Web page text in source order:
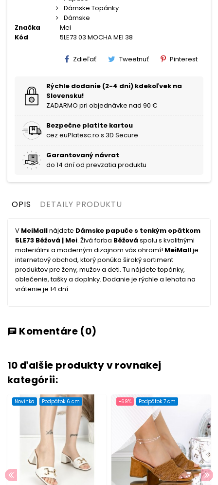
Dámske Topánky
Dámske
Značka
Mei
Kód
5LE73 03 MOCHA MEI 38
Zdieľať Tweetnuť Pinterest
Rýchle dodanie (2-4 dni) kdekoľvek na
Slovensku!
ZADARMO pri objednávke nad 90 €
Bezpečne platíte kartou
cez euPlatesc.ro s 3D Secure
Garantovaný návrat
do 14 dní od prevzatia produktu
OPIS DETAILY PRODUKTU
V MeiMallnájdete Dámske papuče s tenkým opätkom
5LE73 Béžová | Mei. Živá farba Béžová spolu s kvalitnými
materiálmi a moderným dizajnom vás ohromí! MeiMallje
internetový obchod, ktorý ponúka široký sortiment
produktov pre ženy, mužov a deti. Tu nájdete topánky,
oblečenie, tašky a doplnky. Dodanie je rýchle a lehota na
vrátenie je 14 dní.
chat Komentáre (0)
10 ďalšie produkty v rovnakej
kategórii:
Novinka Podpätok 6 cm -69% Podpätok 7 cm